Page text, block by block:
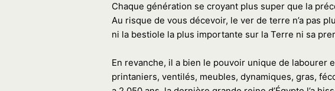
Chaque génération se croyant plus super que la
Au risque de vous décevoir, le ver de terre n’a pas
ni la bestiole la plus importante sur la Terre ni sa
En revanche, il a bien le pouvoir unique de labourer
printaniers, ventilés, meubles, dynamiques, gras,